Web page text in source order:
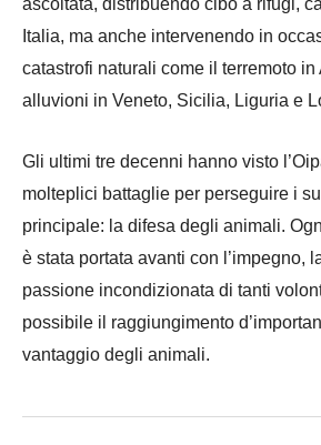
ascoltata, distribuendo cibo a rifugi,
Italia, ma anche intervenendo in
catastrofi naturali come il terremoto in
alluvioni in Veneto, Sicilia, Liguria e
Gli ultimi tre decenni hanno visto
molteplici battaglie per perseguire i
principale: la difesa degli animali.
è stata portata avanti con l’impegno,
passione incondizionata di tanti
possibile il raggiungimento
vantaggio degli animali.